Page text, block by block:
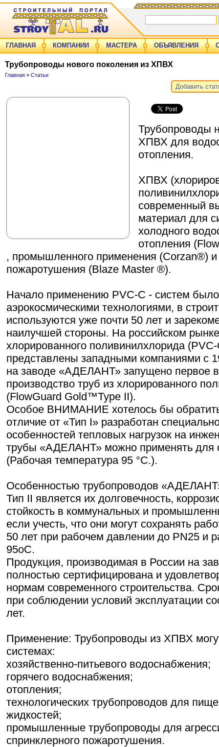
ГЛАВНАЯ КОМПАНИИ МАСТЕРА ОБЪЯВЛЕНИЯ
Трубопроводы нового поколения из ХПВХ
Главная » Статьи
Добавить
Трубопроводы
ХПВХ для
отопления.
ХПВХ
современный
материал для
холодного
отопления
, промышленного применения (Corzan®) и
пожаротушения (Blaze Master ®).
Начало применению PVC-C - систем
аэрокосмическими технологиями, в
используются уже почти 50 лет и
наилучшей стороны. На российском
хлорированного поливинилхлорида
представлены западными компаниями с
на заводе «АДЕЛАНТ» запущено первое
производство труб из хлорированного
(FlowGuard Gold™Type II).
Особое ВНИМАНИЕ хотелось бы
отличие от «Тип I» разработан
особенностей тепловых нагрузок на
трубы «АДЕЛАНТ» можно применять для
(Рабочая температура 95 °С.).
Особенностью трубопроводов
Тип II является их долговечность,
стойкость в коммунальных и
если учесть, что они могут сохранять
50 лет при рабочем давлении до PN25 и
95оС.
Продукция, производимая в России на
полностью сертифицирована и
нормам современного строительства.
при соблюдении условий эксплуатации
лет.
Применение: Трубопроводы из ХПВХ
системах:
хозяйственно-питьевого водоснабжения;
горячего водоснабжения;
отопления;
технологических трубопроводов для
жидкостей;
промышленные трубопроводы для
спринклерного пожаротушения.